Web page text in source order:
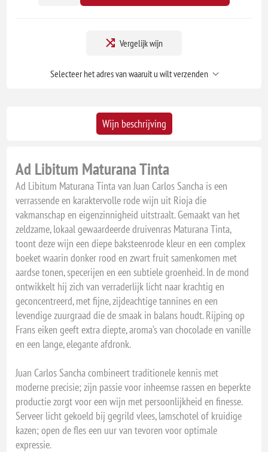
Vergelijk wijn
Selecteer het adres van waaruit u wilt verzenden
Wijn beschrijving
Ad Libitum Maturana Tinta
Ad Libitum Maturana Tinta van Juan Carlos Sancha is een
verrassende en karaktervolle rode wijn uit Rioja die
vakmanschap en eigenzinnigheid uitstraalt. Gemaakt van het
zeldzame, lokaal gewaardeerde druivenras Maturana Tinta,
toont deze wijn een diepe baksteenrode kleur en een complex
boeket waarin donker rood en zwart fruit samenkomen met
aardse tonen, specerijen en een subtiele groenheid. In de mond
ontwikkelt hij zich van verraderlijk licht naar krachtig en
geconcentreerd, met fijne, zijdeachtige tannines en een
levendige zuurgraad die de smaak in balans houdt. Rijping op
Frans eiken geeft extra diepte, aroma’s van chocolade en vanille
en een lange, elegante afdronk.
Juan Carlos Sancha combineert traditionele kennis met
moderne precisie; zijn passie voor inheemse rassen en beperkte
productie zorgt voor een wijn met persoonlijkheid en finesse.
Serveer licht gekoeld bij gegrild vlees, lamschotel of kruidige
kazen; open de fles een uur van tevoren voor optimale
expressie.